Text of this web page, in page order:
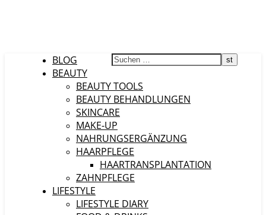
BLOG
BEAUTY
BEAUTY TOOLS
BEAUTY BEHANDLUNGEN
SKINCARE
MAKE-UP
NAHRUNGSERGÄNZUNG
HAARPFLEGE
HAARTRANSPLANTATION
ZAHNPFLEGE
LIFESTYLE
LIFESTYLE DIARY